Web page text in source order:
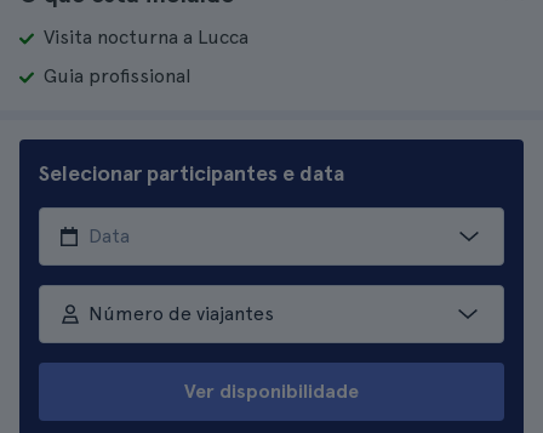
Visita nocturna a Lucca
Guia profissional
Selecionar participantes e data
Número de viajantes
Ver disponibilidade